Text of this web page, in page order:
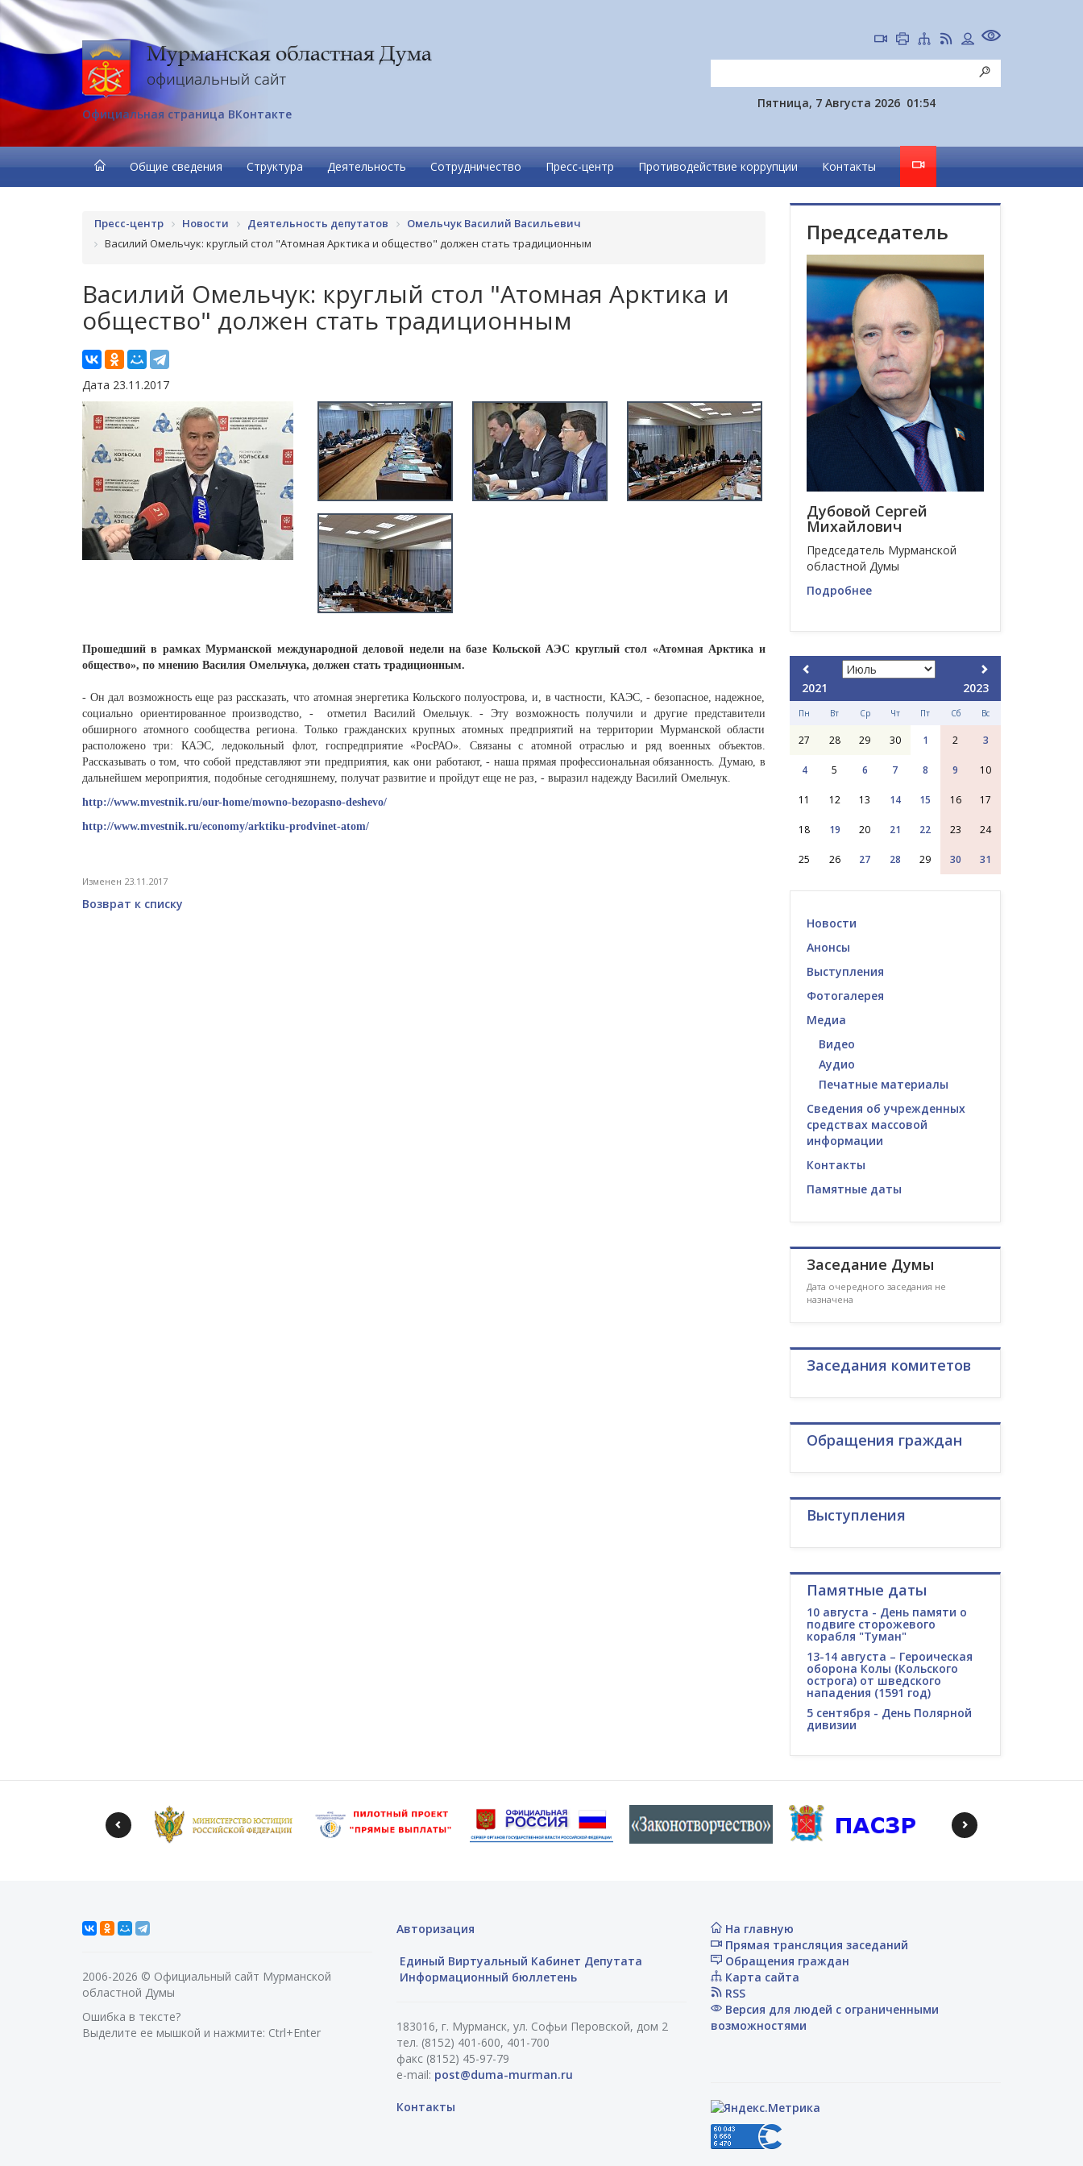
Официальная страница ВКонтакте
Пятница, 7 Августа 2026 01:54
Общие сведения Структура Деятельность Сотрудничество Пресс-центр Противодействие коррупции Контакты
Пресс-центр Новости Деятельность депутатов
Омельчук Василий Васильевич
Василий Омельчук: круглый стол "Атомная Арктика и общество" должен стать традиционным
Василий Омельчук: круглый стол "Атомная Арктика и
общество" должен стать традиционным
Дата 23.11.2017
Прошедший в рамках Мурманской международной деловой недели на базе Кольской АЭС круглый стол «Атомная Арктика и
общество», по мнению Василия Омельчука, должен стать традиционным.
- Он дал возможность еще раз рассказать, что атомная энергетика Кольского полуострова, и, в частности, КАЭС, - безопасное, надежное,
социально ориентированное производство, - отметил Василий Омельчук. - Эту возможность получили и другие представители
обширного атомного сообщества региона. Только гражданских крупных атомных предприятий на территории Мурманской области
расположено три: КАЭС, ледокольный флот, госпредприятие «РосРАО». Связаны с атомной отраслью и ряд военных объектов.
Рассказывать о том, что собой представляют эти предприятия, как они работают, - наша прямая профессиональная обязанность. Думаю, в
дальнейшем мероприятия, подобные сегодняшнему, получат развитие и пройдут еще не раз, - выразил надежду Василий Омельчук.
http://www.mvestnik.ru/our-home/mowno-bezopasno-deshevo/
http://www.mvestnik.ru/economy/arktiku-prodvinet-atom/
Изменен 23.11.2017
Возврат к списку
Председатель
Дубовой Сергей
Михайлович
Председатель Мурманской
областной Думы
Подробнее
2021 2023
Пн Вт Ср Чт Пт Сб Вс
27 28 29 30 1 2 3
4 5 6 7 8 9 10
11 12 13 14 15 16 17
18 19 20 21 22 23 24
25 26 27 28 29 30 31
Новости
Анонсы
Выступления
Фотогалерея
Медиа
Видео
Аудио
Печатные материалы
Сведения об учрежденных
средствах массовой
информации
Контакты
Памятные даты
Заседание Думы
Дата очередного заседания не
назначена
Заседания комитетов
Обращения граждан
Выступления
Памятные даты
10 августа - День памяти о
подвиге сторожевого
корабля "Туман"
13-14 августа – Героическая
оборона Колы (Кольского
острога) от шведского
нападения (1591 год)
5 сентября - День Полярной
дивизии
2006-2026 © Официальный сайт Мурманской
областной Думы
Ошибка в тексте?
Выделите ее мышкой и нажмите: Ctrl+Enter
Авторизация
Единый Виртуальный Кабинет Депутата
Информационный бюллетень
183016, г. Мурманск, ул. Софьи Перовской, дом 2
тел. (8152) 401-600, 401-700
факс (8152) 45-97-79
e-mail: post@duma-murman.ru
Контакты
На главную
Прямая трансляция заседаний
Обращения граждан
Карта сайта
RSS
Версия для людей с ограниченными
возможностями